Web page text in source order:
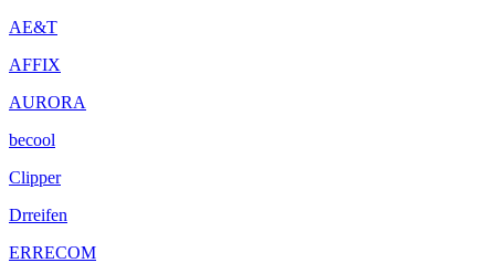
AE&T
AFFIX
AURORA
becool
Clipper
Drreifen
ERRECOM